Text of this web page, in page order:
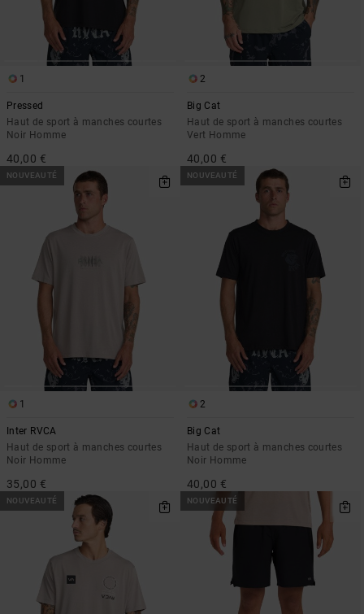
1
Pressed
Haut de sport à manches courtes
Noir Homme
40,00 €
2
Big Cat
Haut de sport à manches courtes
Vert Homme
40,00 €
NOUVEAUTÉ
1
Inter RVCA
Haut de sport à manches courtes
Noir Homme
35,00 €
NOUVEAUTÉ
2
Big Cat
Haut de sport à manches courtes
Noir Homme
40,00 €
NOUVEAUTÉ NOUVEAUTÉ